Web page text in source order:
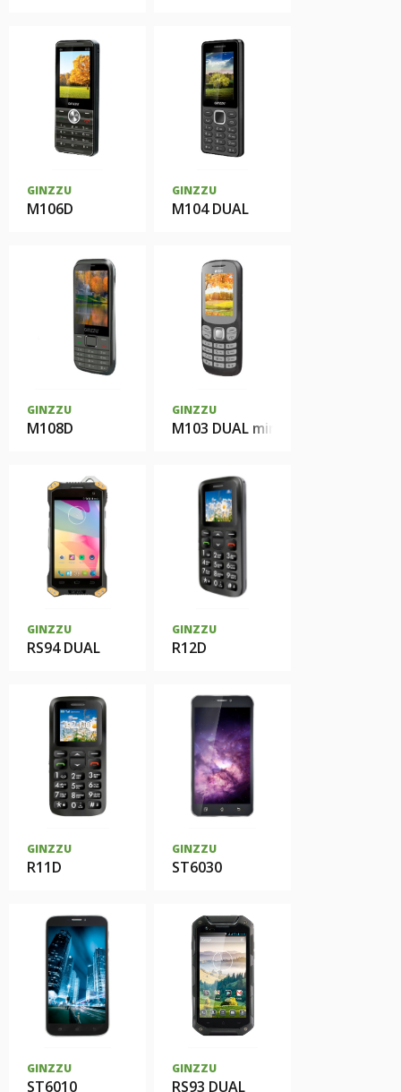
GINZZU
M106D
GINZZU
M104 DUAL
GINZZU
M108D
GINZZU
M103 DUAL mini
GINZZU
RS94 DUAL
GINZZU
R12D
GINZZU
R11D
GINZZU
ST6030
GINZZU
ST6010
GINZZU
RS93 DUAL